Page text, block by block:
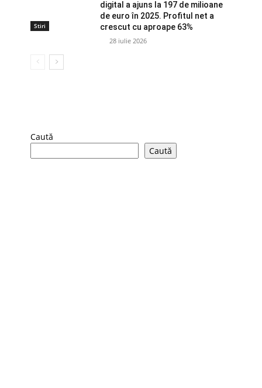
Stiri
digital a ajuns la 197 de milioane
de euro în 2025. Profitul net a
crescut cu aproape 63%
28 iulie 2026
Caută
Caută